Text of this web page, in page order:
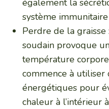
système immunitaire
Perdre de la
soudain provoque
température
commence à utiliser
énergétiques pour
chaleur à l’intérieur